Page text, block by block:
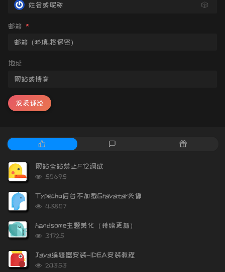
🎲
邮箱 *
地址
发表评论
热
门
文
章
随
网站全站禁止F12调试
浏
次
50695
Typecho后台不加载Gravatar头像
浏
次
43807
handsome主题美化（持续更新）
浏
次
31725
Java编辑器安装-IDEA安装教程
浏
20353